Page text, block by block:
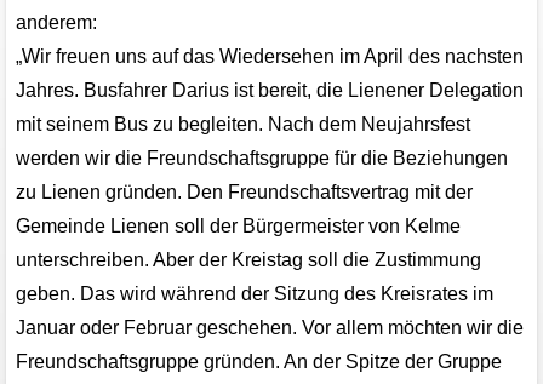
anderem:
„Wir freuen uns auf das Wiedersehen im April des nachsten
Jahres. Busfahrer Darius ist bereit, die Lienener Delegation
mit seinem Bus zu begleiten. Nach dem Neujahrsfest
werden wir die Freundschaftsgruppe für die Beziehungen
zu Lienen gründen. Den Freundschaftsvertrag mit der
Gemeinde Lienen soll der Bürgermeister von Kelme
unterschreiben. Aber der Kreistag soll die Zustimmung
geben. Das wird während der Sitzung des Kreisrates im
Januar oder Februar geschehen. Vor allem möchten wir die
Freundschaftsgruppe gründen. An der Spitze der Gruppe